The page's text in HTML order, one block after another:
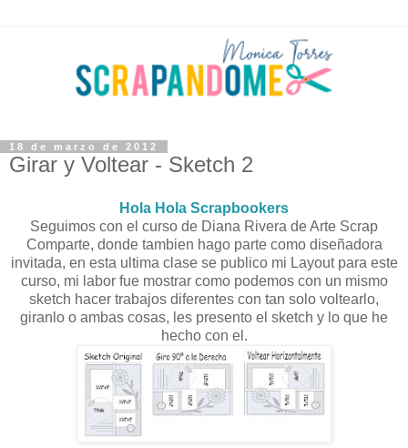
18 de marzo de 2012
Girar y Voltear - Sketch 2
Hola Hola Scrapbookers
Seguimos con el curso de Diana Rivera de Arte Scrap
Comparte, donde tambien hago parte como diseñadora
invitada, en esta ultima clase se publico mi Layout para este
curso, mi labor fue mostrar como podemos con un mismo
sketch hacer trabajos diferentes con tan solo voltearlo,
giranlo o ambas cosas, les presento el sketch y lo que he
hecho con el.